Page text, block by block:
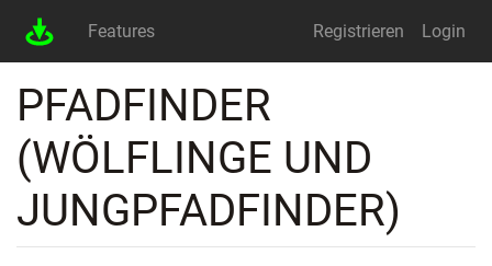
Features Registrieren Login
PFADFINDER
(WÖLFLINGE UND
JUNGPFADFINDER)